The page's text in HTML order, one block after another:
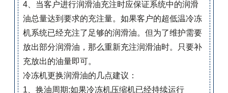
4、当客户进行润滑油充注时应保证系统中的润滑
油总量达到要求的充注量。如果客户的超低温冷冻
机系统已经充注了足够的润滑油。但为了维护需要
放出部分润滑油，那么重新充注润滑油时。只要补
充放出的油量即可。
冷冻机更换润滑油的几点建议：
1、换油周期:如果冷冻机压缩机已经持续运行